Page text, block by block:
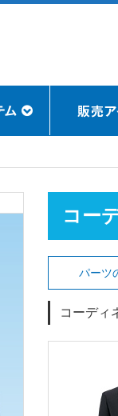
コー
パーツ
コーディ